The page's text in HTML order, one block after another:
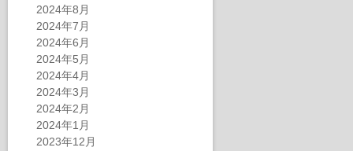
2024年8月
2024年7月
2024年6月
2024年5月
2024年4月
2024年3月
2024年2月
2024年1月
2023年12月